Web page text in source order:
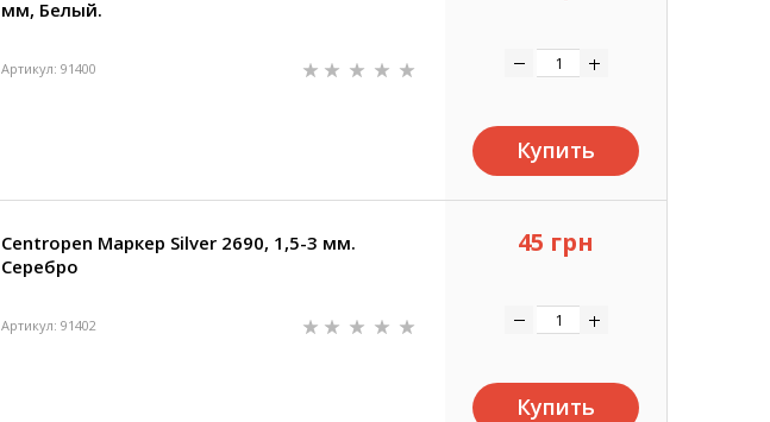
мм, Белый.
Артикул: 91400
Купить
Centropen Маркер Silver 2690, 1,5-3 мм.
Серебро
Артикул: 91402
45 грн
Купить